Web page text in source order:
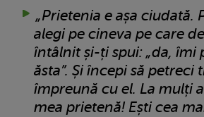
„Prietenia e așa ciudată.
alegi pe cineva pe care
întâlnit și-ți spui: „da, îmi
ăsta”. Și începi să petreci
împreună cu el. La mulți
mea prietenă! Ești cea